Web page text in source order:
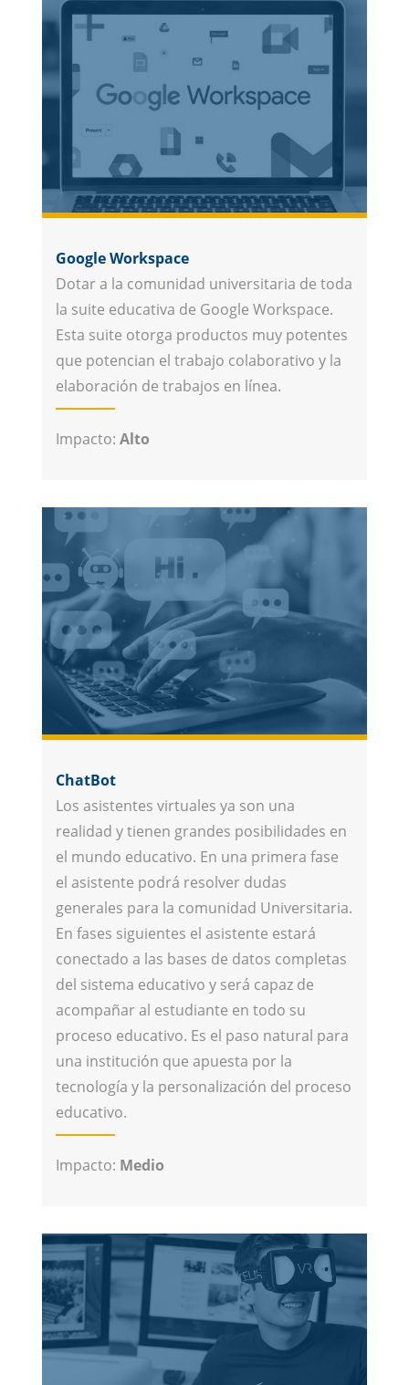
Google Workspace
Dotar a la comunidad universitaria de toda
la suite educativa de Google Workspace.
Esta suite otorga productos muy potentes
que potencian el trabajo colaborativo y la
elaboración de trabajos en línea.
Impacto: Alto
ChatBot
Los asistentes virtuales ya son una
realidad y tienen grandes posibilidades en
el mundo educativo. En una primera fase
el asistente podrá resolver dudas
generales para la comunidad Universitaria.
En fases siguientes el asistente estará
conectado a las bases de datos completas
del sistema educativo y será capaz de
acompañar al estudiante en todo su
proceso educativo. Es el paso natural para
una institución que apuesta por la
tecnología y la personalización del proceso
educativo.
Impacto: Medio